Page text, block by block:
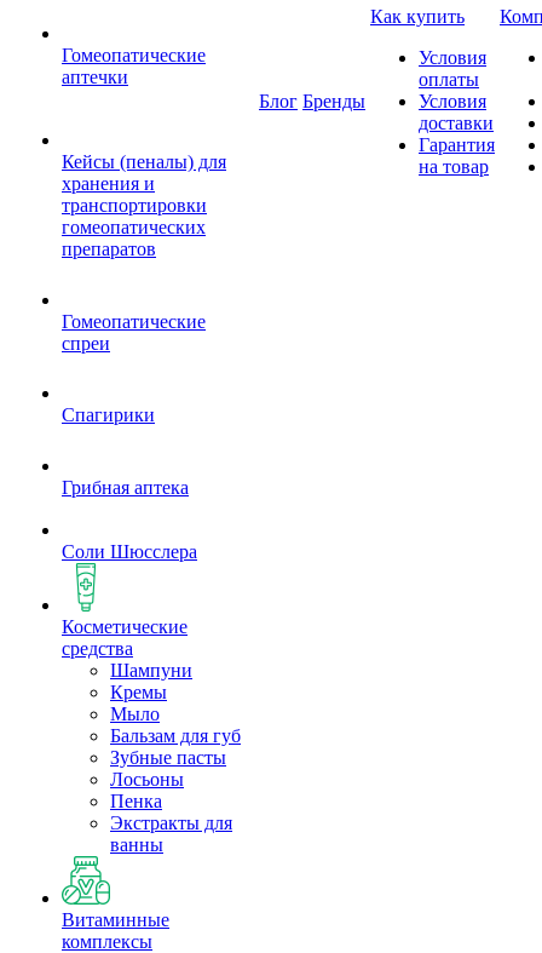
Гомеопатические
аптечки
Кейсы (пеналы) для
хранения и
транспортировки
гомеопатических
препаратов
Гомеопатические
спреи
Спагирики
Грибная аптека
Соли Шюсслера
Косметические
средства
Шампуни
Кремы
Мыло
Бальзам для губ
Зубные пасты
Лосьоны
Пенка
Экстракты для
ванны
Витаминные
комплексы
Блог Бренды
Как купить
Условия
оплаты
Условия
доставки
Гарантия
на товар